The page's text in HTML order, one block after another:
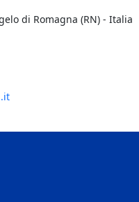
di Romagna (RN) - Italia